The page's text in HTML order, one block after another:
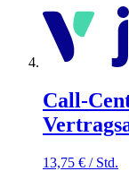
Call-
13,75 € / Std.